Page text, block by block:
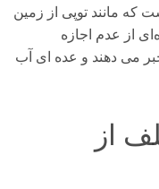
که مانند توپی از زمین
از عدم اجازه
می دهند و عده ای آب
از